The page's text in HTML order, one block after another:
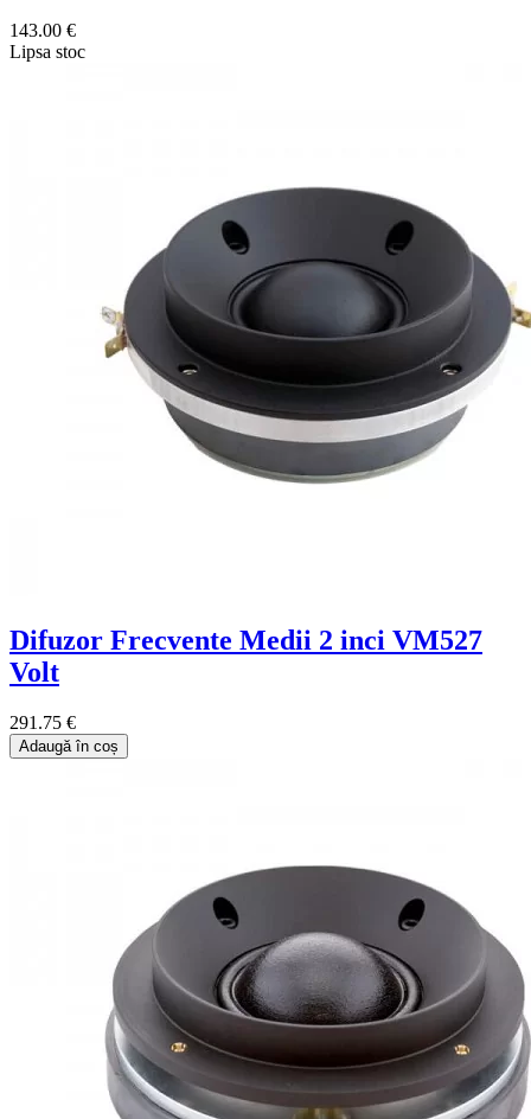
143.00 €
Lipsa stoc
Difuzor Frecvente Medii 2 inci VM527
Volt
291.75 €
Adaugă în coș